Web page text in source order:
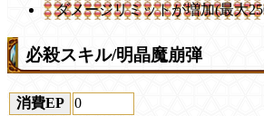
ダメージリミットが増加(最大
必殺スキル/明晶魔崩弾
消費EP
0